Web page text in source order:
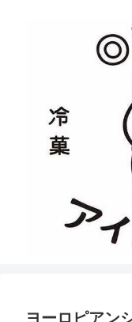
ヨーロピアン